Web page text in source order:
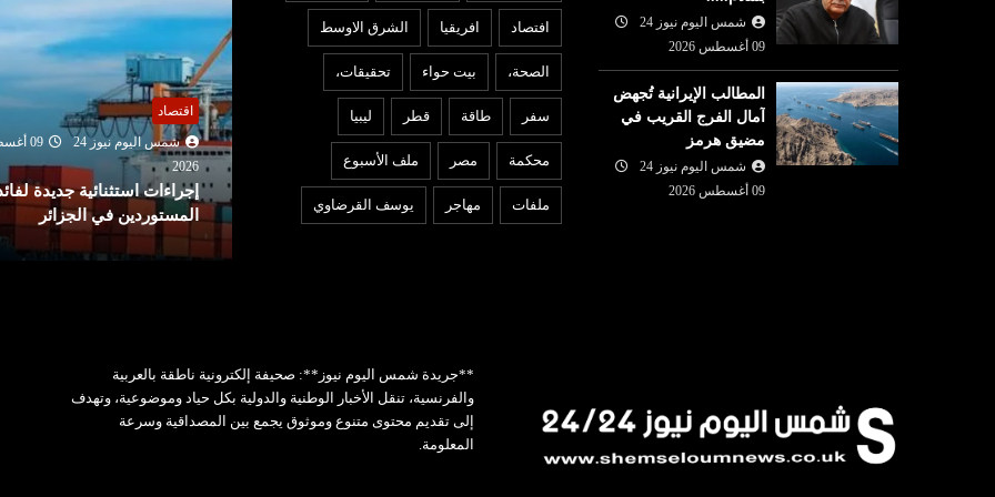
شمس اليوم نيوز 24
09 أغسطس 2026
المطالب الإيرانية تُجهض
آمال الفرج القريب في
مضيق هرمز
شمس اليوم نيوز 24
09 أغسطس 2026
افتصاد افريقيا الشرق الاوسط
الصحة، بيت حواء تحقيقات،
سفر طاقة قطر ليبيا
محكمة مصر ملف الأسبوع
ملفات مهاجر يوسف القرضاوي
عربي ودولي
شمس اليوم نيوز 24
2026
الحوثيُّون يستهدفون مصفاة
عربي ودولي
شمس اليوم نيوز 24
09 أغسطس
نجل بايدن : وضع والدي المصاب
بالسرطان تدهور..
اقتصاد
شمس اليوم نيوز 24
09
2026
إجراءات استثنائية جديدة
المستوردين في الجزائر
**جريدة شمس اليوم نيوز**: صحيفة إلكترونية ناطقة بالعربية
والفرنسية، تنقل الأخبار الوطنية والدولية بكل حياد وموضوعية، وتهدف
إلى تقديم محتوى متنوع وموثوق يجمع بين المصداقية وسرعة
المعلومة.